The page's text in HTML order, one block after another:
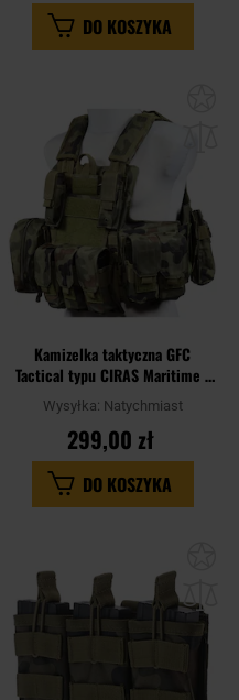
DO KOSZYKA
Kamizelka taktyczna GFC
Tactical typu CIRAS Maritime -
wz.93 Pantera PL Woodland
Wysyłka: Natychmiast
299,00 zł
DO KOSZYKA
schowka